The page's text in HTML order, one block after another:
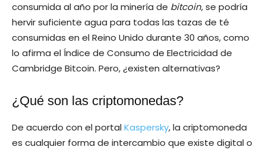
consumida al año por la minería de bitcoin, se podría
hervir suficiente agua para todas las tazas de té
consumidas en el Reino Unido durante 30 años, como
lo afirma el Índice de Consumo de Electricidad de
Cambridge Bitcoin. Pero, ¿existen alternativas?
¿Qué son las criptomonedas?
De acuerdo con el portalKaspersky, la criptomoneda
es cualquier forma de intercambio que existe digital o